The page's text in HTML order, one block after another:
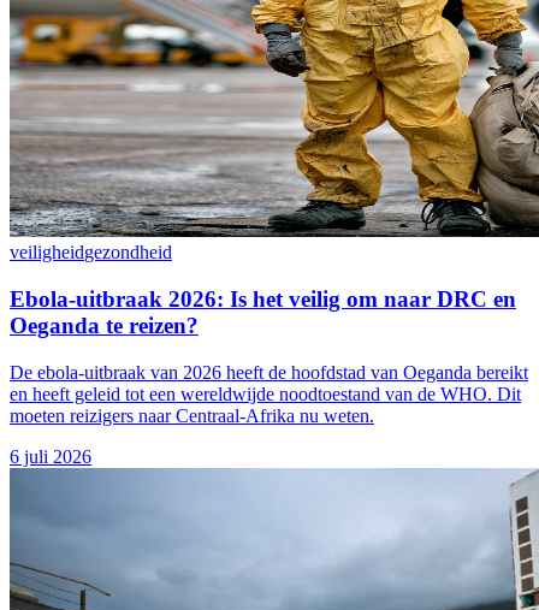
veiligheidgezondheid
Ebola-uitbraak 2026: Is het veilig om naar DRC en
Oeganda te reizen?
De ebola-uitbraak van 2026 heeft de hoofdstad van Oeganda bereikt
en heeft geleid tot een wereldwijde noodtoestand van de WHO. Dit
moeten reizigers naar Centraal-Afrika nu weten.
6 juli 2026